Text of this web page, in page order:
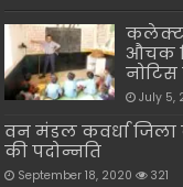
औचक
नोटिस
July 5,
वन मंडल कवर्धा जिला
की पदोन्नति
September 18, 2020 321